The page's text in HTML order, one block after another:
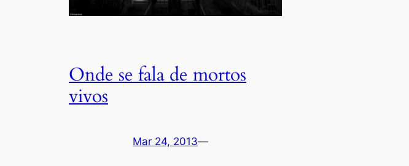
Onde se fala de mortos
vivos
Mar 24, 2013—